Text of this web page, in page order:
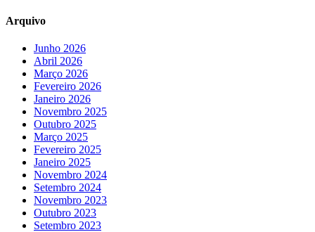
Arquivo
Junho 2026
Abril 2026
Março 2026
Fevereiro 2026
Janeiro 2026
Novembro 2025
Outubro 2025
Março 2025
Fevereiro 2025
Janeiro 2025
Novembro 2024
Setembro 2024
Novembro 2023
Outubro 2023
Setembro 2023